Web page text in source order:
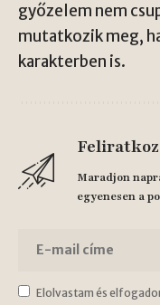
győzelem nem
mutatkozik meg,
karakterben is.
Maradjon
egyenesen a
Elolvastam és